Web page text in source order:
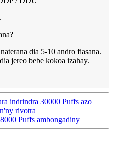
dia 5-10 andro fiasana.
jereo bebe kokoa izahay.
indrindra 30000 Puffs azo
rivotra
Puffs ambongadiny